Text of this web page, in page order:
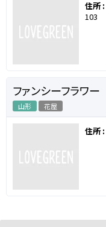
住所 :
103
ファンシーフラワー
山形 花屋
住所 :